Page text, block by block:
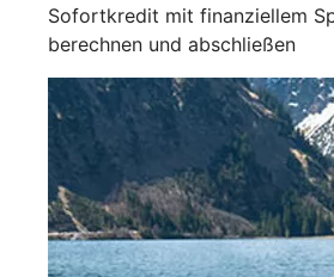
Sofortkredit mit finanziellem
berechnen und abschließen